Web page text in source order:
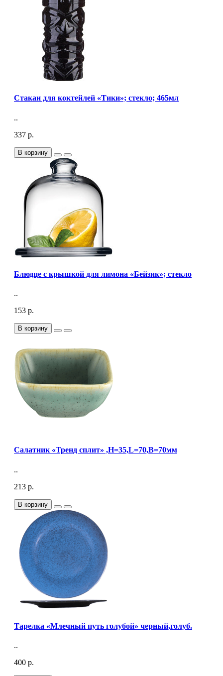
Стакан для коктейлей «Тики»; стекло; 465мл
..
337 р.
В корзину
Блюдце с крышкой для лимона «Бейзик»; стекло
..
153 р.
В корзину
Салатник «Тренд сплит» ,H=35,L=70,B=70мм
..
213 р.
В корзину
Тарелка «Млечный путь голубой» черный,голуб.
..
400 р.